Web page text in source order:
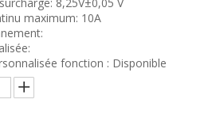
maximum: 10A
fonction : Disponible